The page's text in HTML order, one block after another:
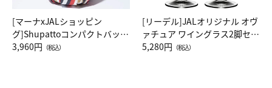
[マーナxJALショッピン
グ]Shupattoコンパクトバッグ
Drop JAL客室乗務員（LC）ス
3,960円 （税込）
[リーデル]JALオリジナル オヴ
ァチュア ワイングラス2脚セッ
ト（レッドワイン）
5,280円 （税込）